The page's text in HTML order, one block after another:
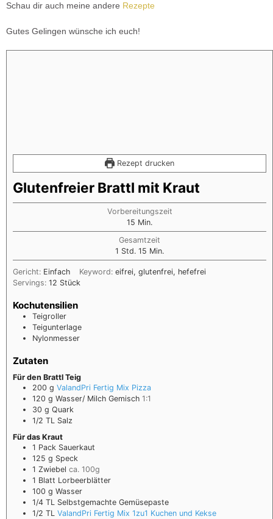
Schau dir auch meine andere Rezepte
Gutes Gelingen wünsche ich euch!
Rezept drucken
Glutenfreier Brattl mit Kraut
Vorbereitungszeit
15 Min.
Gesamtzeit
1 Std. 15 Min.
Gericht: Einfach Keyword:eifrei, glutenfrei, hefefrei
Servings: 12 Stück
Kochutensilien
Teigroller
Teigunterlage
Nylonmesser
Zutaten
Für den Brattl Teig
200 g ValandPri Fertig Mix Pizza
120 g Wasser/ Milch Gemisch 1:1
30 g Quark
1/2 TL Salz
Für das Kraut
1 Pack Sauerkaut
125 g Speck
1 Zwiebel ca. 100g
1 Blatt Lorbeerblätter
100 g Wasser
1/4 TL Selbstgemachte Gemüsepaste
1/2 TL ValandPri Fertig Mix 1zu1 Kuchen und Kekse